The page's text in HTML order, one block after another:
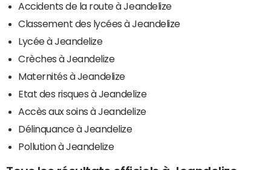
Accidents de la route à Jeandelize
Classement des lycées à Jeandelize
Lycée à Jeandelize
Crèches à Jeandelize
Maternités à Jeandelize
Etat des risques à Jeandelize
Accès aux soins à Jeandelize
Délinquance à Jeandelize
Pollution à Jeandelize